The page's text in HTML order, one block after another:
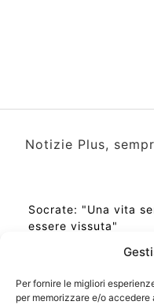
Per fornire le migliori
per memorizzare e/o
Notizie Plus,
Socrate: "Una vita
essere vissuta"
Ora Esatta in Italia